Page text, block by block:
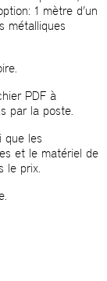
1 mètre d’un
métalliques
PDF à
par la poste.
que les
et le matériel de
le prix.